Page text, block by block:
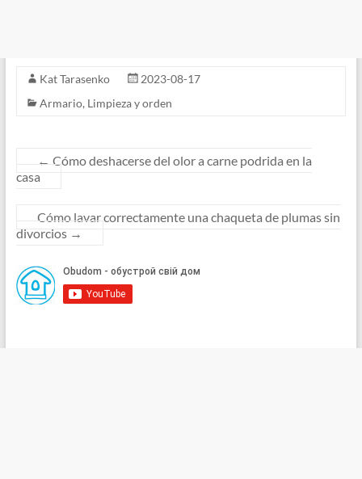
Kat Tarasenko
2023-08-17
Armario, Limpieza y orden
← Cómo deshacerse del olor a carne podrida en la
casa
Cómo lavar correctamente una chaqueta de plumas sin
divorcios →